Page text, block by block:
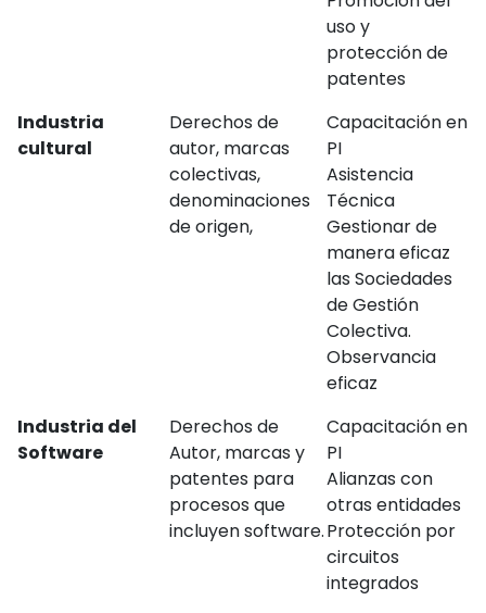
uso y
protección de
patentes
Industria
cultural
Derechos de
autor, marcas
colectivas,
denominaciones
de origen,
Capacitación en
PI
Asistencia
Técnica
Gestionar de
manera eficaz
las Sociedades
de Gestión
Colectiva.
Observancia
eficaz
Industria del
Software
Derechos de
Autor, marcas y
patentes para
procesos que
incluyen software.
Capacitación en
PI
Alianzas con
otras entidades
Protección por
circuitos
integrados